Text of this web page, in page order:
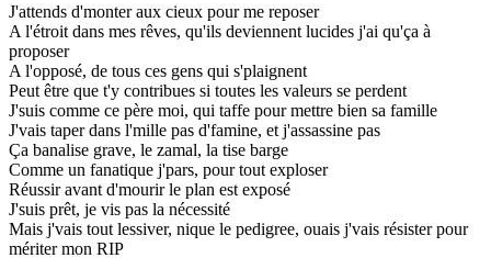
J'attends d'monter aux cieux pour me reposer
A l'étroit dans mes rêves, qu'ils deviennent lucides j'ai qu'ça à
proposer
A l'opposé, de tous ces gens qui s'plaignent
Peut être que t'y contribues si toutes les valeurs se perdent
J'suis comme ce père moi, qui taffe pour mettre bien sa famille
J'vais taper dans l'mille pas d'famine, et j'assassine pas
Ça banalise grave, le zamal, la tise barge
Comme un fanatique j'pars, pour tout exploser
Réussir avant d'mourir le plan est exposé
J'suis prêt, je vis pas la nécessité
Mais j'vais tout lessiver, nique le pedigree, ouais j'vais résister pour
mériter mon RIP